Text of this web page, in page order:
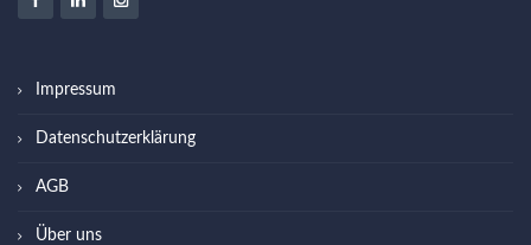
Impressum
Datenschutzerklärung
AGB
Über uns